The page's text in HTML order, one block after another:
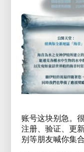
账号这块别急。
注册、验证、更
别等朋友喊你集